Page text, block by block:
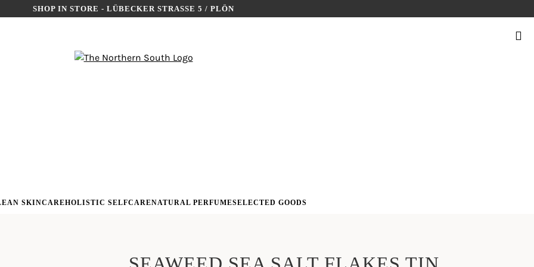
SHOP IN STORE - LÜBECKER STRASSE 5 / PLÖN
SUCHEN
NACH:
SKINCAREHOLISTIC SELFCARENATURAL PERFUMESELECTED GOODS